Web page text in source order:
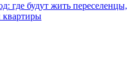
где будут жить переселенцы,
квартиры